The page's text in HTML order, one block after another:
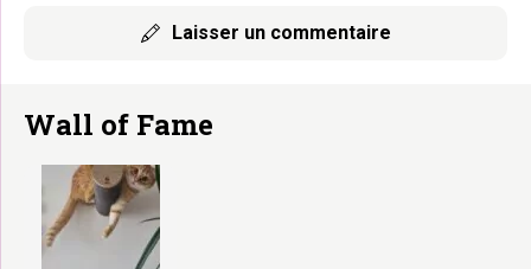
Laisser un commentaire
Wall of Fame